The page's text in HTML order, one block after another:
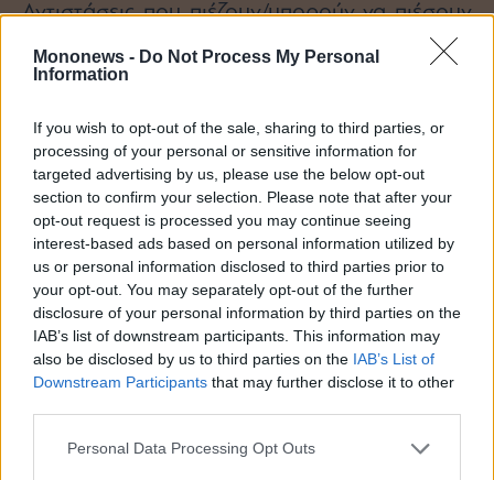
Mononews - Do Not Process My Personal
Information
If you wish to opt-out of the sale, sharing to third parties, or
processing of your personal or sensitive information for
targeted advertising by us, please use the below opt-out
section to confirm your selection. Please note that after your
opt-out request is processed you may continue seeing
interest-based ads based on personal information utilized by
us or personal information disclosed to third parties prior to
your opt-out. You may separately opt-out of the further
disclosure of your personal information by third parties on the
IAB’s list of downstream participants. This information may
also be disclosed by us to third parties on the IAB’s List of
Downstream Participants that may further disclose it to other
Personal Data Processing Opt Outs
Αντιστάσεις που πιέζουν/μπορούν να πιέσουν
την τιμή καθοδικά:
η μεσοπρόθεσμη αντίσταση στα6,38€
Στηρίξεις που ωθούν/μπορούν να ωθήσουν
την τιμή ανοδικά:
το χαμηλό των 120 ημερών στα5,84€
Ideal Holdings